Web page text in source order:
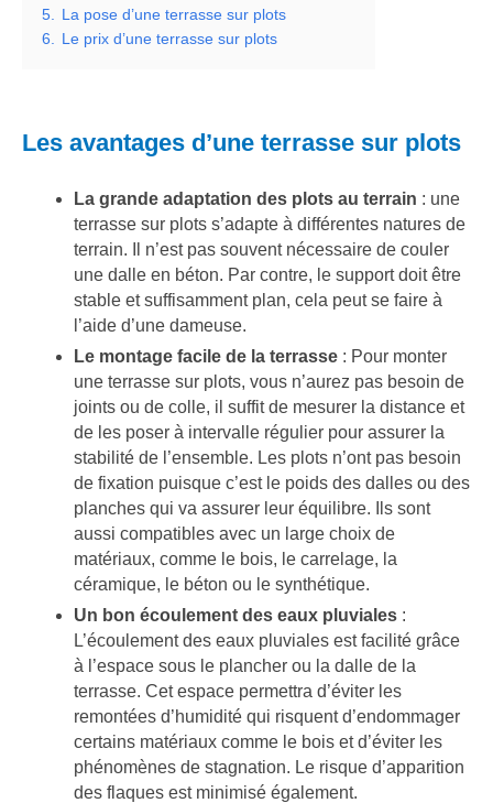
5.
La pose d’une terrasse sur plots
6.
Le prix d’une terrasse sur plots
Les avantages d’une terrasse sur plots
La grande adaptation des plots au terrain : une
terrasse sur plots s’adapte à différentes natures de
terrain. Il n’est pas souvent nécessaire de couler
une dalle en béton. Par contre, le support doit être
stable et suffisamment plan, cela peut se faire à
l’aide d’une dameuse.
Le montage facile de la terrasse: Pour monter
une terrasse sur plots, vous n’aurez pas besoin de
joints ou de colle, il suffit de mesurer la distance et
de les poser à intervalle régulier pour assurer la
stabilité de l’ensemble. Les plots n’ont pas besoin
de fixation puisque c’est le poids des dalles ou des
planches qui va assurer leur équilibre. Ils sont
aussi compatibles avec un large choix de
matériaux, comme le bois, le carrelage, la
céramique, le béton ou le synthétique.
Un bon écoulement des eaux pluviales:
L’écoulement des eaux pluviales est facilité grâce
à l’espace sous le plancher ou la dalle de la
terrasse. Cet espace permettra d’éviter les
remontées d’humidité qui risquent d’endommager
certains matériaux comme le bois et d’éviter les
phénomènes de stagnation. Le risque d’apparition
des flaques est minimisé également.